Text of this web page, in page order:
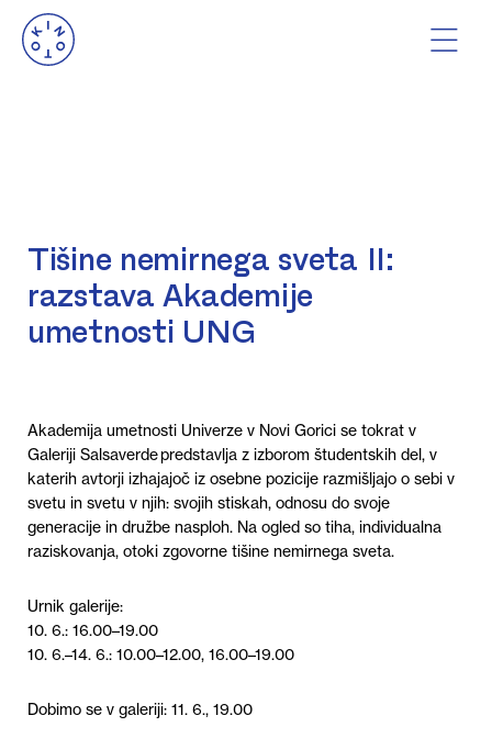
Tišine nemirnega sveta II:
razstava Akademije
umetnosti UNG
Akademija umetnosti Univerze v Novi Gorici se tokrat v
Galeriji Salsaverdepredstavlja z izborom študentskih del, v
katerih avtorji izhajajoč iz osebne pozicije razmišljajo o sebi v
svetu in svetu v njih: svojih stiskah, odnosu do svoje
generacije in družbe nasploh. Na ogled so tiha, individualna
raziskovanja, otoki zgovorne tišine nemirnega sveta.
Urnik galerije:
10. 6.: 16.00–19.00
10. 6.–14. 6.: 10.00–12.00, 16.00–19.00
Dobimo se v galeriji: 11. 6., 19.00